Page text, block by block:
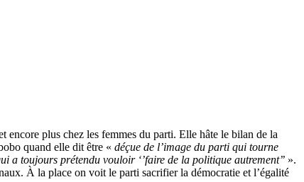
plus chez les femmes du parti. Elle hâte le bilan de la
quand elle dit être « déçue de l’image du parti qui tourne
a toujours prétendu vouloir ‘’faire de la politique autrement’’ ».
À la place on voit le parti sacrifier la démocratie et l’égalité